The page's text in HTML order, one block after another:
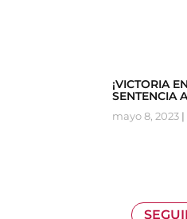
¡VICTORIA
SENTENCIA
mayo 8, 2023